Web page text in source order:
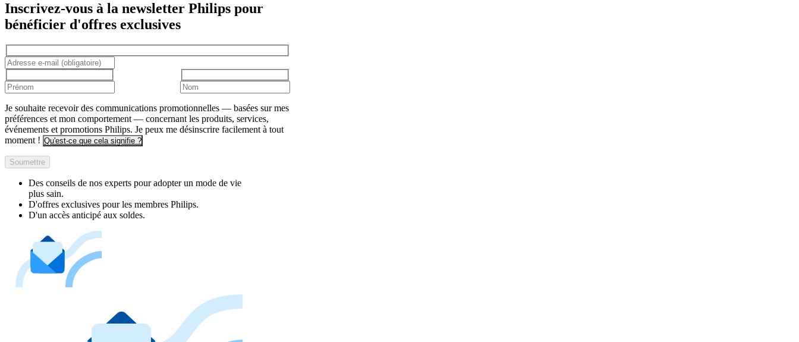
Inscrivez-vous à la newsletter Philips pour
bénéficier d'offres exclusives
Je souhaite recevoir des communications promotionnelles — basées sur mes
préférences et mon comportement — concernant les produits, services,
événements et promotions Philips. Je peux me désinscrire facilement à tout
moment ! Qu'est-ce que cela signifie ?
Soumettre
Des conseils de nos experts pour adopter un mode de vie
plus sain.
D'offres exclusives pour les membres Philips.
D'un accès anticipé aux soldes.